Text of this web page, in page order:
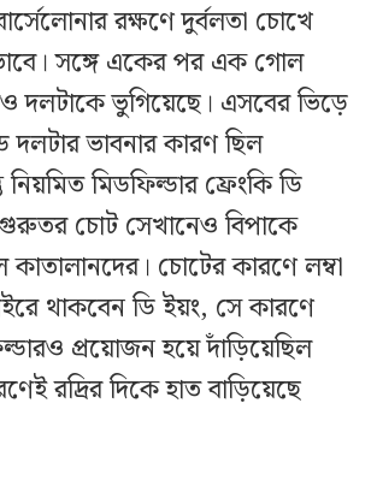
রক্ষণে দুর্বলতা চোখে
সঙ্গে একের পর এক গোল
দলটাকে ভুগিয়েছে। এসবের ভিড়ে
দলটার ভাবনার কারণ ছিল
নিয়মিত মিডফিল্ডার ফ্রেংকি ডি
চোট সেখানেও বিপাকে
কাতালানদের। চোটের কারণে লম্বা
থাকবেন ডি ইয়ং, সে কারণে
প্রয়োজন হয়ে দাঁড়িয়েছিল
রদ্রির দিকে হাত বাড়িয়েছে